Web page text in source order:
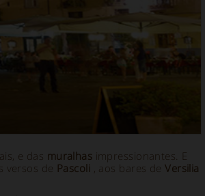
e das muralhas impressionantes. E
versos de Pascoli , aos bares deVersilia